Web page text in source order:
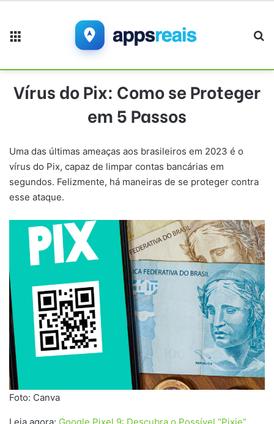
Vírus do Pix: Como se Proteger
em 5 Passos
Uma das últimas ameaças aos brasileiros em 2023 é o
vírus do Pix, capaz de limpar contas bancárias em
segundos. Felizmente, há maneiras de se proteger contra
esse ataque.
Foto: Canva